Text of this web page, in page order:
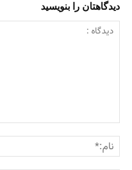
دیدگاهتان را بنویسید